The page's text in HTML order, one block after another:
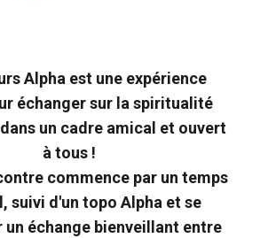
Alpha est une expérience
échanger sur la spiritualité
un cadre amical et ouvert
à tous !
commence par un temps
suivi d'un topo Alpha et se
un échange bienveillant entre